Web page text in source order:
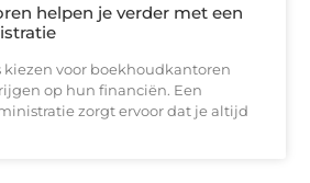
helpen je verder met een
kiezen voor boekhoudkantoren
op hun financiën. Een
zorgt ervoor dat je altijd